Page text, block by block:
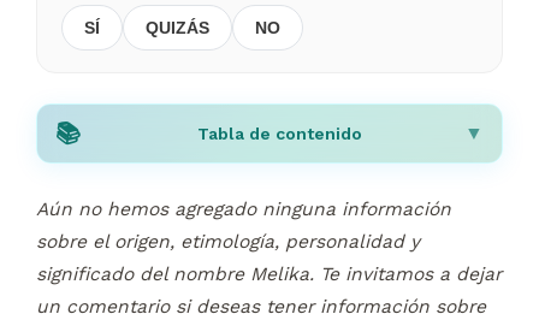
SÍ QUIZÁS NO
Tabla de contenido
Aún no hemos agregado ninguna información
sobre el origen, etimología, personalidad y
significado del nombre Melika. Te invitamos a dejar
un comentario si deseas tener información sobre